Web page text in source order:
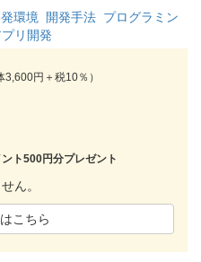
環境 開発手法 プログラミン
リ開発
3,600円＋税10％）
ト500円分プレゼント
ん。
こちら